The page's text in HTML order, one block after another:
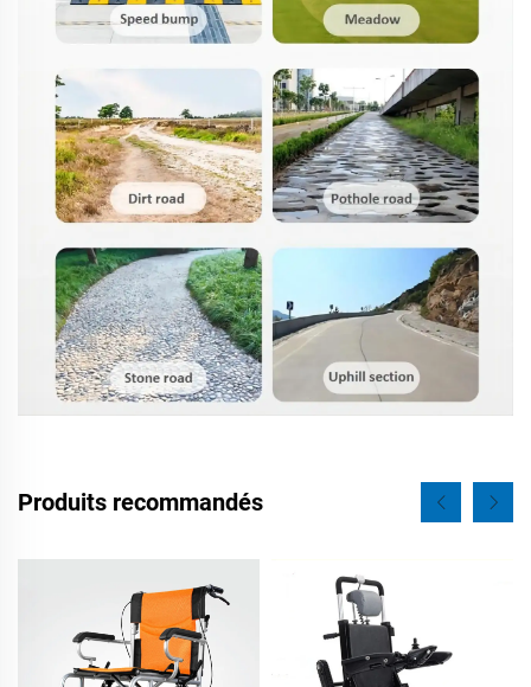
Produits recommandés